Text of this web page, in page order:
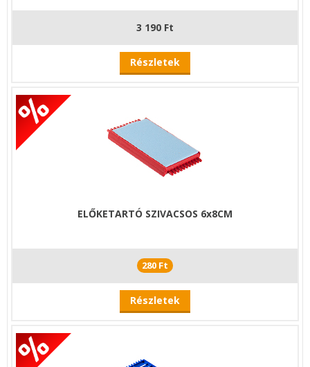
3 190 Ft
Részletek
ELŐKETARTÓ SZIVACSOS 6x8CM
280 Ft
Részletek